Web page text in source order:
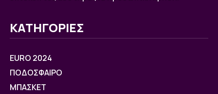
ΚΑΤΗΓΟΡΙΕΣ
EURO 2024
ΠΟΔΟΣΦΑΙΡΟ
ΜΠΑΣΚΕΤ